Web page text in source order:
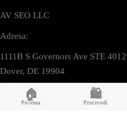
AV SEO LLC
Adresa:
1111B S Governors Ave STE
Dover, DE 19904
USA
🏠
Početna
🛍️
Proizvodi